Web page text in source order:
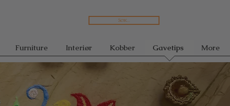
Søk...
Furniture Interiør Kobber Gavetips More